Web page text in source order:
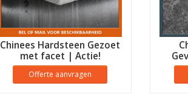
Chinees Hardsteen Gezoet
met facet | Actie!
Offerte aanvragen